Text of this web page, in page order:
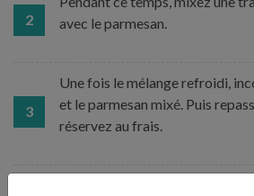
2
avec le parmesan.
3
Une fois le mélange refroidi,
et le parmesan mixé. Puis
réservez au frais.